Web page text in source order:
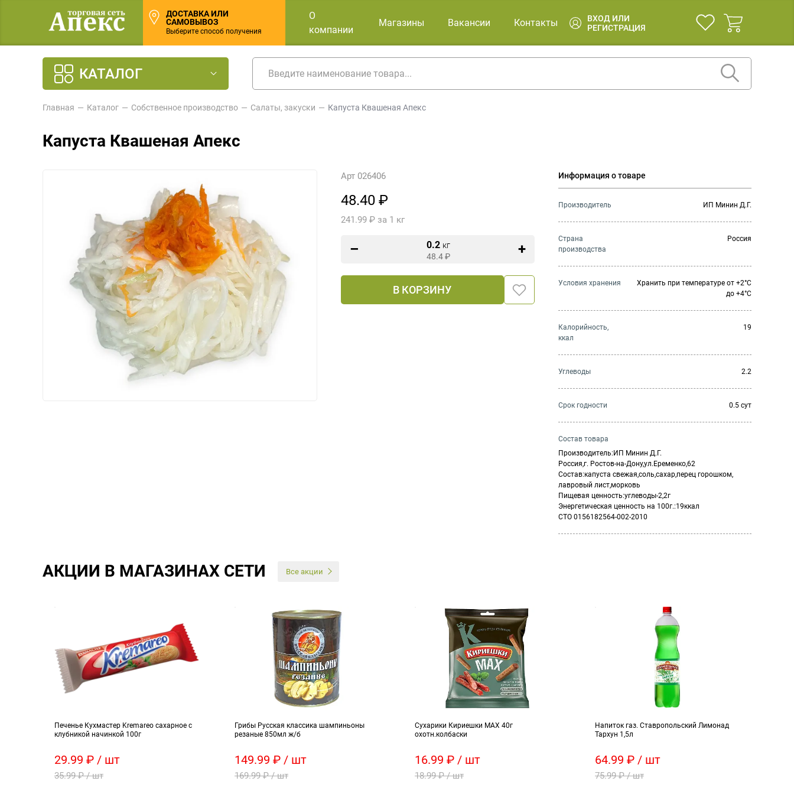
ДОСТАВКА ИЛИ
САМОВЫВОЗ
Выберите способ получения
О
компании
Магазины Вакансии Контакты
ВХОД ИЛИ
РЕГИСТРАЦИЯ
КАТАЛОГ
Главная Каталог Собственное производство Салаты, закуски Капуста Квашеная Апекс
Капуста Квашеная Апекс
Арт 026406
48.40 ₽
241.99 ₽ за 1 кг
0.2 кг
48.4₽
В КОРЗИНУ
Информация о товаре
Производитель ИП Минин Д.Г.
Страна
производства
Россия
Условия хранения
Хранить при температуре от +2°С
до +4°С
Калорийность,
ккал
19
Углеводы 2.2
Cрок годности 0.5 сут
Состав товара
Производитель:ИП Минин Д.Г.
Россия,г. Ростов-на-Дону,ул.Еременко,62
Состав:капуста свежая,соль,сахар,перец горошком,
лавровый лист,морковь
Пищевая ценность:углеводы-2,2г
Энергетическая ценность на 100г.:19ккал
СТО 0156182564-002-2010
АКЦИИ В МАГАЗИНАХ СЕТИ Все акции
Печенье Кухмастер Kremareo сахарное с
клубникой начинкой 100г
29.99 ₽ / шт
35.99 ₽ / шт
Грибы Русская классика шампиньоны
резаные 850мл ж/б
149.99 ₽ / шт
169.99 ₽ / шт
Сухарики Кириешки МАХ 40г
охотн.колбаски
16.99 ₽ / шт
18.99 ₽ / шт
Напиток газ. Ставропольский Лимонад
Тархун 1,5л
64.99 ₽ / шт
75.99 ₽ / шт